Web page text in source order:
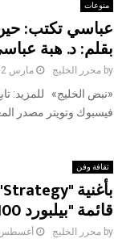
منوعات
عباسي تكتب: حين
بقلم: د. هبة
by محرر الخليج مارس 12, 2026
«نبض الخليج» للمزيد:
فيسبوك وتويتر مصدر
ثقافة وفن
قائمة "بيلبورد 100"
by محرر الخليج أغسطس 10,